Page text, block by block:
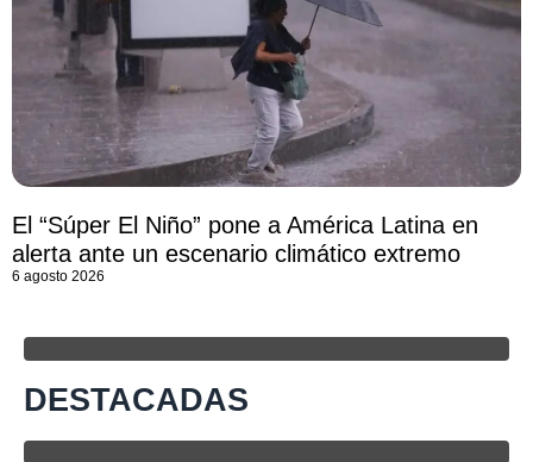
El “Súper El Niño” pone a América Latina en
alerta ante un escenario climático extremo
6 agosto 2026
DESTACADAS